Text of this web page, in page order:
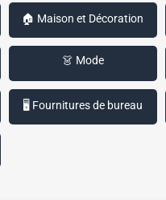
🏠 Maison et Décoration
👗 Mode
🖥️ Fournitures de bureau